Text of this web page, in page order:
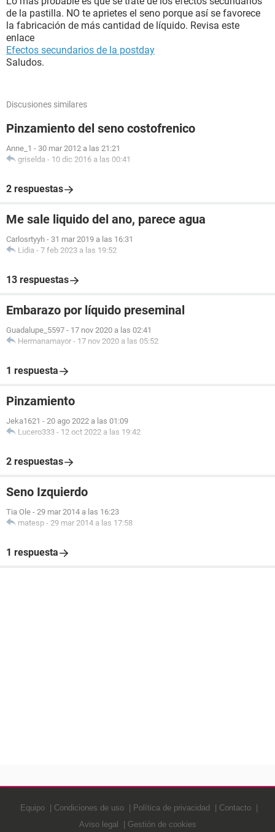
de la pastilla. NO te aprietes el seno porque así se favorece
la fabricación de más cantidad de líquido. Revisa este
enlace
Efectos secundarios de la postday
Saludos.
Discusiones similares
Pinzamiento del seno costofrenico
Anne_1 - 30 mar 2012 a las 21:21
griselda - 10 dic 2016 a las 00:41
2 respuestas
Me sale liquido del ano, parece agua
Carlosrtyyh - 31 mar 2019 a las 16:31
Lidia - 7 feb 2023 a las 19:52
13 respuestas
Embarazo por líquido preseminal
Guadalupe_5597 - 17 nov 2020 a las 02:41
Hermanamayor - 17 nov 2020 a las 05:52
1 respuesta
Pinzamiento
Jeka1621 - 20 ago 2022 a las 01:09
Lucero333 - 12 oct 2022 a las 19:42
2 respuestas
Seno Izquierdo
Tia Ole - 29 mar 2014 a las 16:23
matesp - 29 mar 2014 a las 17:58
1 respuesta
Equipo Condiciones de uso Política de privacidad
Contacto
Aviso legal
Gestión de cookies